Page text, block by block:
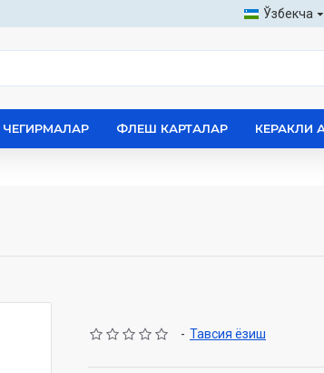
Ўзбекча
ЧЕГИРМАЛАР ФЛЕШ КАРТАЛАР КЕРАКЛИ
- Тавсия ёзиш